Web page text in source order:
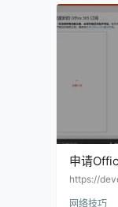
申请
https://
65 E5 开
网络技巧